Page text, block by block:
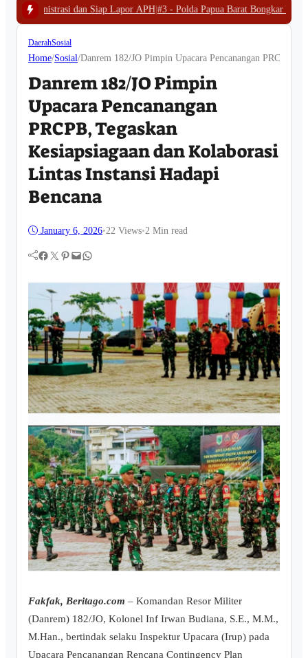
Lapor APH|#3 -Polda Papua Barat Bongkar Tambang Emas Ilegal di
DaerahSosial
Home/Sosial/Danrem 182/JO Pimpin Upacara Pencanangan PRCPB,
Danrem 182/JO Pimpin
Upacara Pencanangan
PRCPB, Tegaskan
Kesiapsiagaan dan Kolaborasi
Lintas Instansi Hadapi
Bencana
January 6, 2026•22 Views•2 Min read
Facebook Twitter Pinterest Mail WhatsApp
Fakfak, Beritago.com – Komandan Resor Militer
(Danrem) 182/JO, Kolonel Inf Irwan Budiana, S.E., M.M.,
M.Han., bertindak selaku Inspektur Upacara (Irup) pada
Upacara Pencanangan Rencana Contingency Plan